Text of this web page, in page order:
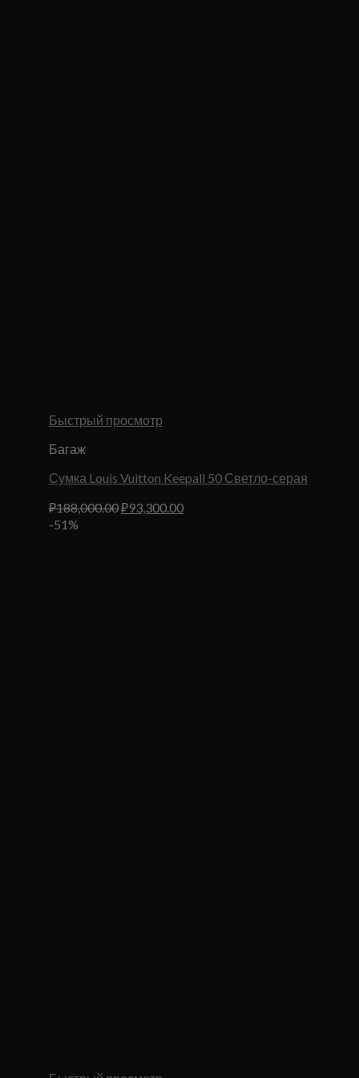
Быстрый просмотр
Багаж
Сумка Louis Vuitton Keepall 50 Светло-серая
₽188,000.00Первоначальная
₽93,300.00Текущая
-51%